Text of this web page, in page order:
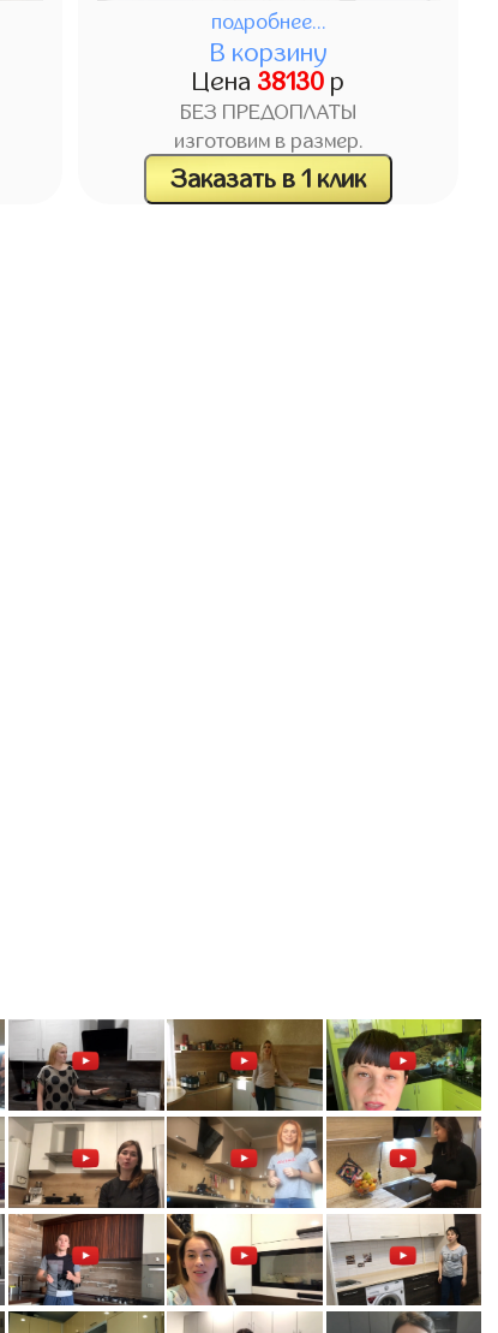
подробнее...
В корзину
Цена 38130 р
БЕЗ ПРЕДОПЛАТЫ
изготовим в размер.
Заказать в 1 клик